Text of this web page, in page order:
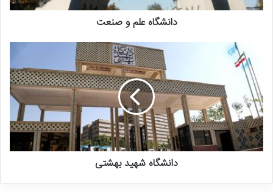
منبع: شهید آیت‌الله مطهری، آینده انقلاب اسلامی ایران، ص۴۸/ خبر آنلاین
دانشگاه علم و صنعت
دانشگاه شهید بهشتی